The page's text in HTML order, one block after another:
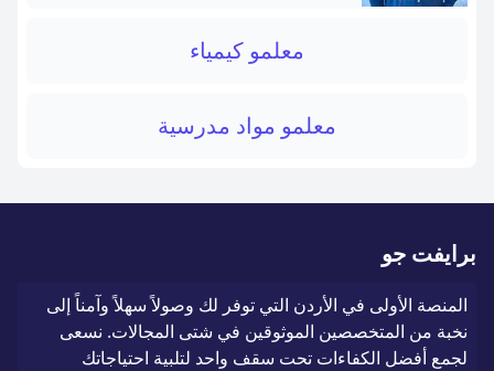
معلمو كيمياء
معلمو مواد مدرسية
برايفت جو
المنصة الأولى في الأردن التي توفر لك وصولاً سهلاً وآمناً إلى
نخبة من المتخصصين الموثوقين في شتى المجالات. نسعى
لجمع أفضل الكفاءات تحت سقف واحد لتلبية احتياجاتك